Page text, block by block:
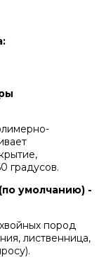
градусов.
умолчанию) -
пород
лиственница,